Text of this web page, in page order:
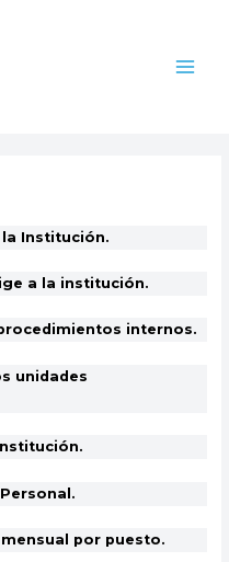
Institución.
a la institución.
internos.
unidades
por puesto.